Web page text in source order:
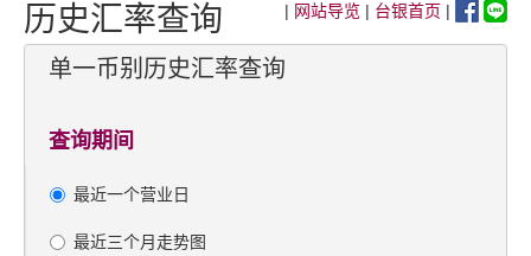
历史汇率查询 | 网站导览 | 台银首页 |
单一币别历史汇率查询
查询期间
最近一个营业日
最近三个月走势图